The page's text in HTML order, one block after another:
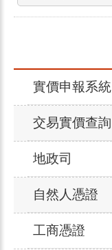
實價申報系統
交易實價查詢
地政司
自然人憑證
工商憑證